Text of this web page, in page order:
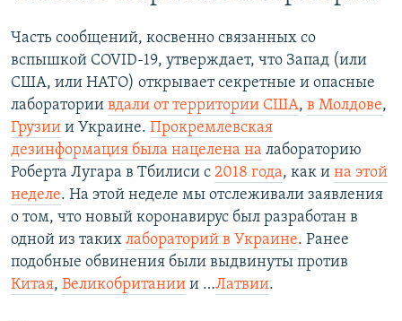
Часть сообщений, косвенно связанных со
вспышкой COVID-19, утверждает, что Запад (или
США, или НАТО) открывает секретные и опасные
лаборатории вдали от территории США, в Молдове,
Грузии и Украине. Прокремлевская
дезинформация была нацелена на лабораторию
Роберта Лугара в Тбилиси с 2018 года, как и на этой
неделе. На этой неделе мы отслеживали заявления
о том, что новый коронавирус был разработан в
одной из таких лабораторий в Украине. Ранее
подобные обвинения были выдвинуты против
Китая, Великобритании и …Латвии.